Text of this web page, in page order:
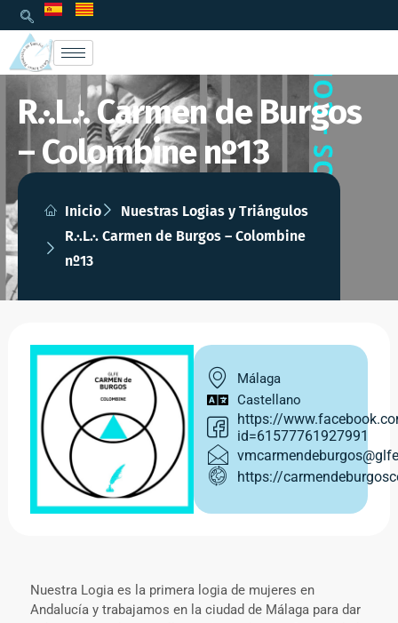
R.·.L.·. Carmen de Burgos
– Colombine nº13
Inicio
Nuestras Logias y Triángulos
R.·.L.·. Carmen de Burgos – Colombine
nº13
Málaga
Castellano
https://
id=61577761927991
https://
Nuestra Logia es la primera logia de mujeres en
Andalucía y trabajamos en la ciudad de Málaga para dar